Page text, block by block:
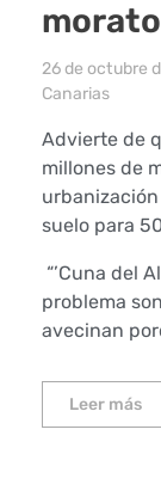
26 de octubre
Canarias
Advierte de
millones de
suelo para
“’Cuna del
problema
avecinan
Leer más